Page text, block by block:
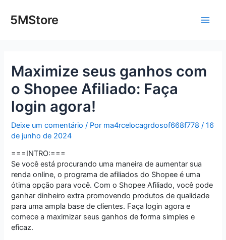
para5MStore
Maximize seus ganhos com
o Shopee Afiliado: Faça
login agora!
Deixe um comentário / Por ma4rcelocagrdosof668f778/16
de junho de 2024
===INTRO:===
Se você está procurando uma maneira de aumentar sua
renda online, o programa de afiliados do Shopee é uma
ótima opção para você. Com o Shopee Afiliado, você pode
ganhar dinheiro extra promovendo produtos de qualidade
para uma ampla base de clientes. Faça login agora e
comece a maximizar seus ganhos de forma simples e
eficaz.
navigation